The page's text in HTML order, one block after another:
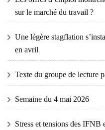
sur le marché du travail ?
Une légère stagflation
en avril
Texte du groupe de lecture
Semaine du 4 mai 2026
Stress et tensions des IFNB